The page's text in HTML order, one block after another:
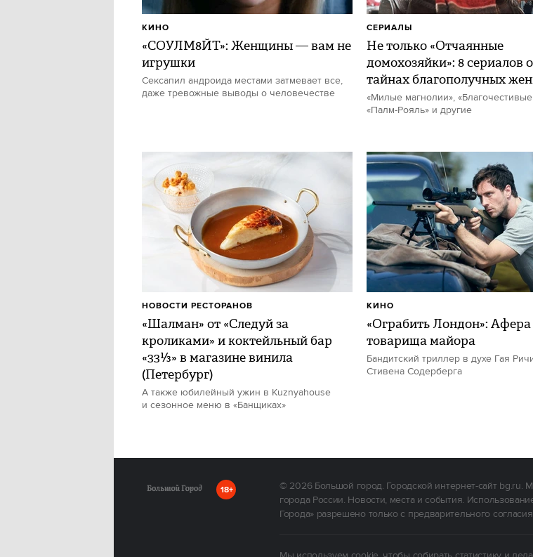
«СОУЛМ8ЙТ»: Женщины — вам не
игрушки
Сексапил андроида местами затмевает все,
даже тревожные выводы о человечестве
КИНО
Не только «Отчаянные
домохозяйки»: 8 сериалов о
тайнах благополучных
«Милые магнолии»,
«Палм-Рояль» и другие
СЕРИАЛЫ
«Шалман» от «Следуй за
кроликами» и коктейльный бар
«33⅓» в магазине винила
(Петербург)
А также юбилейный ужин в Kuznyahouse
и сезонное меню в «Банщиках»
НОВОСТИ РЕСТОРАНОВ
«Ограбить Лондон»: Афера
товарища майора
Бандитский триллер в духе Гая
Стивена Содерберга
КИНО
18+ © 2026Большой город. Городской интернет-сайт bg.ru.
города России. Новости, места и события.
Города» разрешено только с предварительного